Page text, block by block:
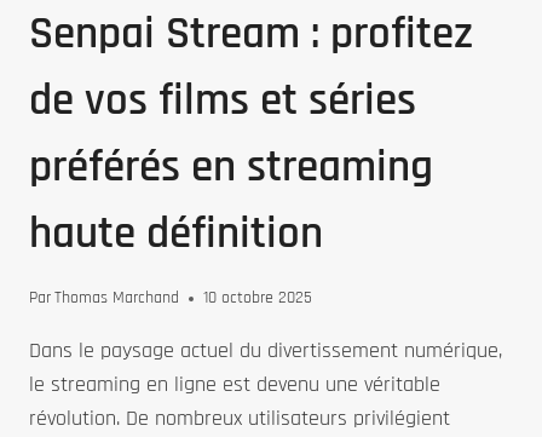
Senpai Stream : profitez
de vos films et séries
préférés en streaming
haute définition
ParThomas Marchand 10 octobre 2025
Dans le paysage actuel du divertissement numérique,
le streaming en ligne est devenu une véritable
révolution. De nombreux utilisateurs privilégient